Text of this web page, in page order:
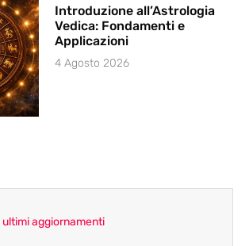
Introduzione all’Astrologia
Vedica: Fondamenti e
Applicazioni
4 Agosto 2026
ultimi aggiornamenti